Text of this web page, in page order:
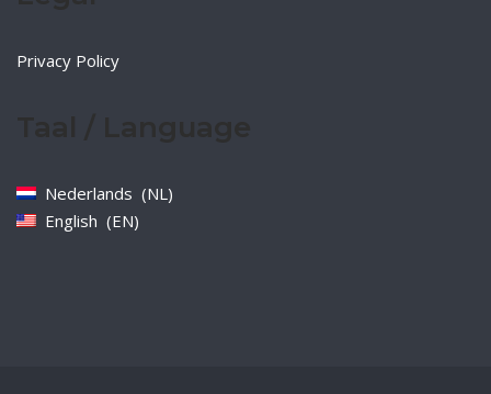
Privacy Policy
Nederlands
NL
English
EN